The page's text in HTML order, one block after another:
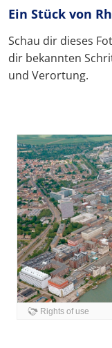
Ein Stück von
Schau dir dieses
dir bekannten
und Verortung.